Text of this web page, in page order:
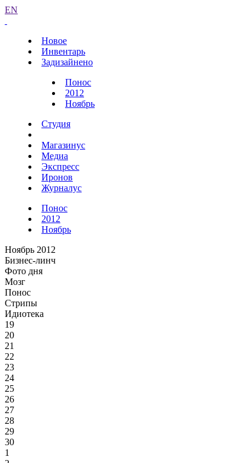
EN
Новое
Инвентарь
Задизайнено
Понос
2012
Ноябрь
Студия
Магазинус
Медиа
Экспресс
Иронов
Журналус
Понос
2012
Ноябрь
Ноябрь 2012
Бизнес-линч
Фото дня
Мозг
Понос
Стрипы
Идиотека
19
20
21
22
23
24
25
26
27
28
29
30
1